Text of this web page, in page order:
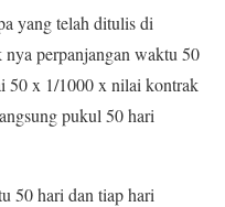
yang telah ditulis di
perpanjangan waktu 50
50 x 1/1000 x nilai kontrak
pukul 50 hari
50 hari dan tiap hari